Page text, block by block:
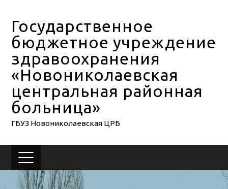
Государственное
бюджетное учреждение
здравоохранения
«Новониколаевская
центральная районная
больница»
ГБУЗ Новониколаевская ЦРБ